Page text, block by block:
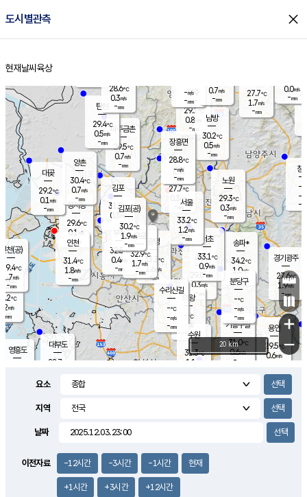
도시별관측 close
홈
현재날씨 육상
의도
℃
m/s
mm
영흥도
양주
29.1℃
0.8
-mm
과천
29.0℃
0.3m/s
- mm
용인
29.5℃
0.6m/s
경기광주
27.6℃
1.9m/s
-mm
0.9m/s
대부도
28.7
경서동
29.6℃
0.1 m/s
-mm
파주금촌
29.5℃
0.7m/s
-mm
27.7℃
1.7m/s
-mm
대곶
29.2℃
0.1 m/s
-mm
창
-
-m/
-
탄현
29.4℃
0.5m/s
-mm
0.0m/s
-mm
의왕
- ℃
m/s
mm
김포
31.0℃
0.3 m/s
mm
광명
33.2 ℃
1.6 m/s
-mm
부천
32.5℃
0.4m/s
-mm
양촌
30.4℃
0.7m/s
-mm
구로
32.9℃
1.7m/s
-mm
은평
27.7℃
0.3 m/s
- mm
노원
29.3℃
0.3m/s
-mm
송파*
34.2℃
1.0m/s
-mm
서초
33.1℃
0.9m/s
-mm
남방
30.2℃
0.5m/s
-mm
기흥구갈
31.0℃
0.6m/s
-
수리산길
-℃
-m/s
-mm
분당구
-℃
-m/s
-mm
장흥면
28.8℃
-m/s
-mm
-m/s
-mm
인천(공)
29.4℃
1.7m/s
-mm
김포(공)
30.2℃
1.9m/s
-mm
수원
31.3℃
1.1 m/s
인천
31.4℃
1.8m/s
-mm
서울
33.2℃
1.2m/s
-mm
28.6℃
0.3m/s
-mm
0.7m/s
-mm
+
−
20 km
요소
지역
날짜
이전자료 -12시간 -3시간 -1시간 현재
+1시간 +3시간 +12시간